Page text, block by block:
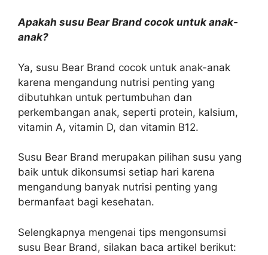
Apakah susu Bear Brand cocok untuk anak-
anak?
Ya, susu Bear Brand cocok untuk anak-anak
karena mengandung nutrisi penting yang
dibutuhkan untuk pertumbuhan dan
perkembangan anak, seperti protein, kalsium,
vitamin A, vitamin D, dan vitamin B12.
Susu Bear Brand merupakan pilihan susu yang
baik untuk dikonsumsi setiap hari karena
mengandung banyak nutrisi penting yang
bermanfaat bagi kesehatan.
Selengkapnya mengenai tips mengonsumsi
susu Bear Brand, silakan baca artikel berikut: